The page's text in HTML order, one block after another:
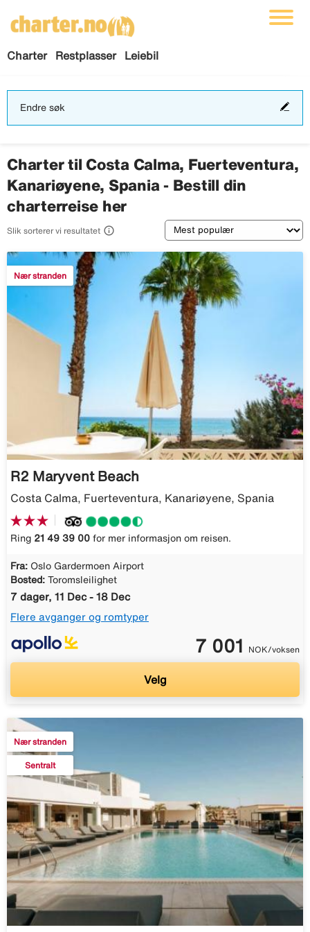
Charter Restplasser Leiebil
Endre søk
Charter til Costa Calma, Fuerteventura,
Kanariøyene, Spania - Bestill din
charterreise her
Slik sorterer vi resultatet  Sortering
Nær stranden
R2 Maryvent Beach
Costa Calma, Fuerteventura, Kanariøyene, Spania
Ring 21 49 39 00 for mer informasjon om reisen.
Fra: Oslo Gardermoen Airport
Bosted: Toromsleilighet
7 dager, 11 Dec - 18 Dec
Flere avganger og romtyper
7 001 NOK/voksen
Velg
Nær stranden
Sentralt